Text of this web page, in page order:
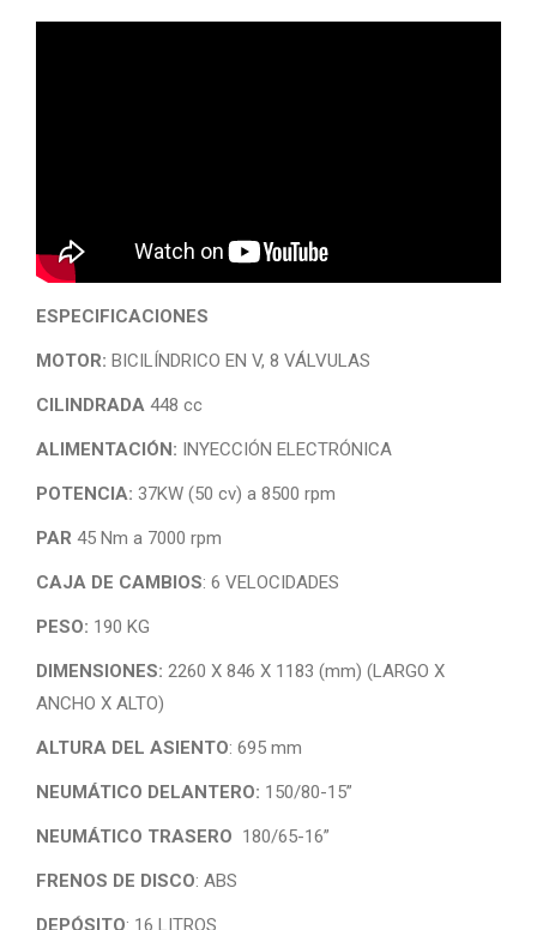
ESPECIFICACIONES
MOTOR: BICILÍNDRICO EN V, 8 VÁLVULAS
CILINDRADA 448 cc
ALIMENTACIÓN: INYECCIÓN ELECTRÓNICA
POTENCIA: 37KW (50 cv) a 8500 rpm
PAR 45 Nm a 7000 rpm
CAJA DE CAMBIOS: 6 VELOCIDADES
PESO: 190 KG
DIMENSIONES: 2260 X 846 X 1183 (mm) (LARGO X
ANCHO X ALTO)
ALTURA DEL ASIENTO: 695 mm
NEUMÁTICO DELANTERO: 150/80-15”
NEUMÁTICO TRASERO 180/65-16”
FRENOS DE DISCO: ABS
DEPÓSITO: 16 LITROS